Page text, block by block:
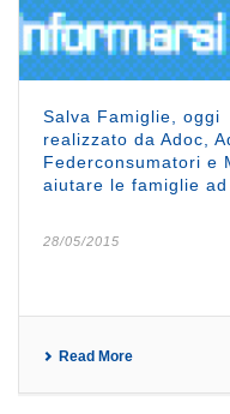
Salva Famiglie,
realizzato da Adoc,
Federconsumatori e
aiutare le famiglie
28/05/2015
Read More